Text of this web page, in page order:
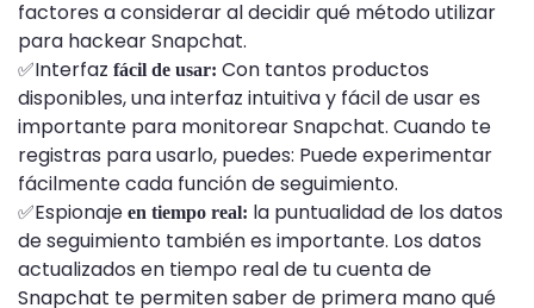
factores a considerar al decidir qué método utilizar
para hackear Snapchat.
✅Interfaz fácil de usar: Con tantos productos
disponibles, una interfaz intuitiva y fácil de usar es
importante para monitorear Snapchat. Cuando te
registras para usarlo, puedes: Puede experimentar
fácilmente cada función de seguimiento.
✅Espionaje en tiempo real: la puntualidad de los datos
de seguimiento también es importante. Los datos
actualizados en tiempo real de tu cuenta de
Snapchat te permiten saber de primera mano qué